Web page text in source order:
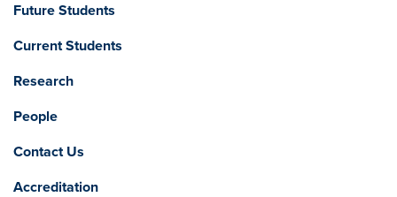
Future Students
Current Students
Research
People
Contact Us
Accreditation